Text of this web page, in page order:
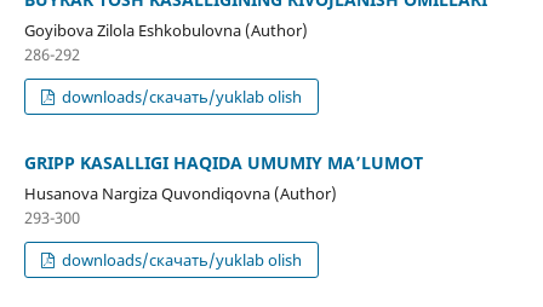
Goyibova Zilola Eshkobulovna (Author)
286-292
downloads/скачать/yuklab olish
GRIPP KASALLIGI HAQIDA UMUMIY MA’LUMOT
Husanova Nargiza Quvondiqovna (Author)
293-300
downloads/скачать/yuklab olish